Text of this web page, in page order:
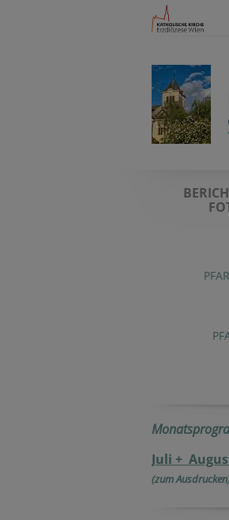
Juli +
(zum